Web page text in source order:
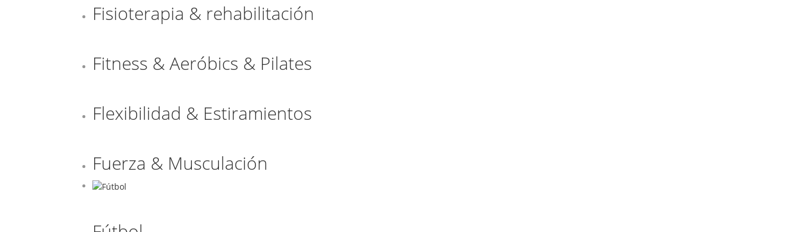
Fisioterapia & rehabilitación
Fitness & Aeróbics & Pilates
Flexibilidad & Estiramientos
Fuerza & Musculación